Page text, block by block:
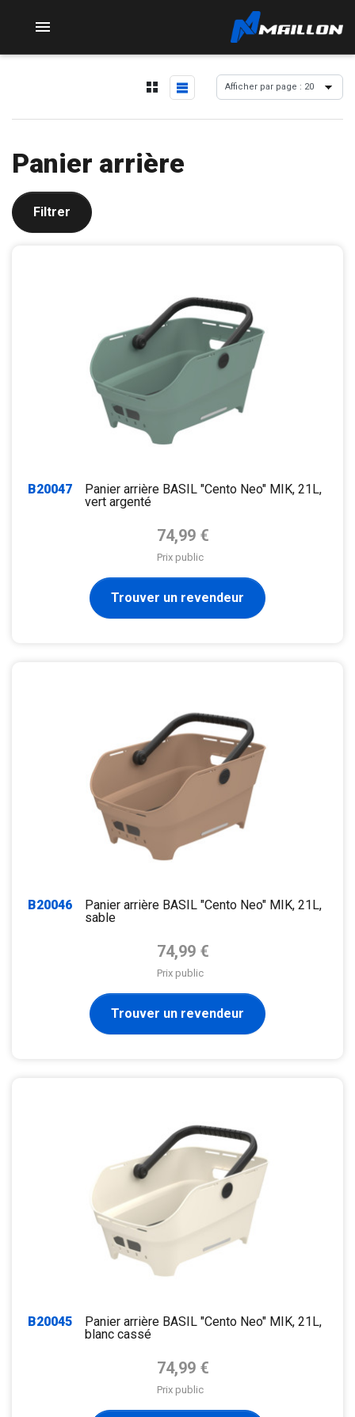

Panier arrière
Filtrer
B20047
Panier arrière BASIL "Cento Neo" MIK, 21L,
vert argenté
Prix de base
74,99 €
Prix public
Trouver un revendeur
B20046
Panier arrière BASIL "Cento Neo" MIK, 21L,
sable
Prix de base
74,99 €
Prix public
Trouver un revendeur
B20045
Panier arrière BASIL "Cento Neo" MIK, 21L,
blanc cassé
Prix de base
74,99 €
Prix public